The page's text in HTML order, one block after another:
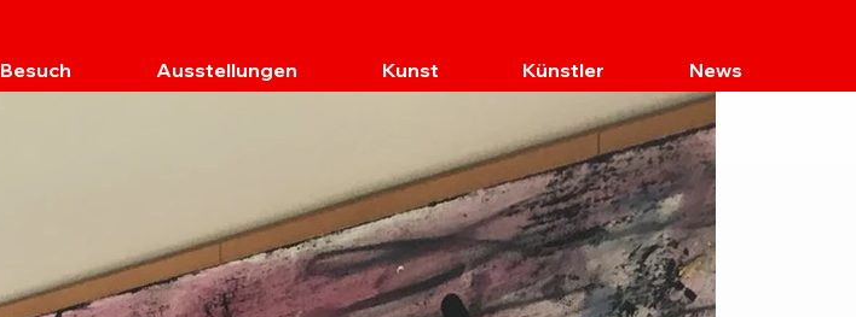
Besuch Ausstellungen Kunst Künstler News